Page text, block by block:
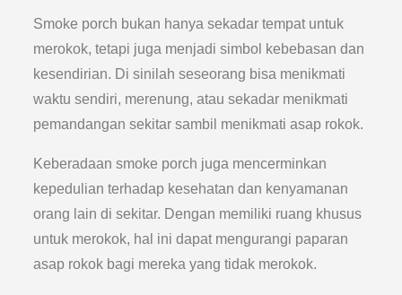
Smoke porch bukan hanya sekadar tempat untuk
merokok, tetapi juga menjadi simbol kebebasan dan
kesendirian. Di sinilah seseorang bisa menikmati
waktu sendiri, merenung, atau sekadar menikmati
pemandangan sekitar sambil menikmati asap rokok.
Keberadaan smoke porch juga mencerminkan
kepedulian terhadap kesehatan dan kenyamanan
orang lain di sekitar. Dengan memiliki ruang khusus
untuk merokok, hal ini dapat mengurangi paparan
asap rokok bagi mereka yang tidak merokok.